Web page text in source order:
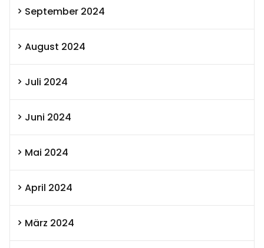
September 2024
August 2024
Juli 2024
Juni 2024
Mai 2024
April 2024
März 2024